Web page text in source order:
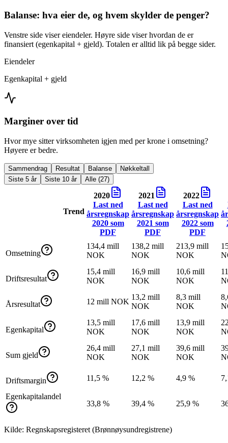
Balanse: hva eier de, og hvem skylder de penger?
Venstre side viser eiendeler. Høyre side viser hvordan de er
finansiert (egenkapital + gjeld). Totalen er alltid lik på begge sider.
Eiendeler
Egenkapital + gjeld
Marginer over tid
Hvor mye sitter virksomheten igjen med per krone i omsetning?
Høyere er bedre.
Sammendrag Resultat Balanse
Nøkkeltall
Siste 5 år
Siste 10 år Alle (27)
Trend
2020
Last ned
årsregnskap
2020som
PDF
2021
Last ned
årsregnskap
2021 som
PDF
2022
Last ned
årsregnskap
2022som
PDF
Omsetning
134,4 mill
NOK
138,2 mill
NOK
213,9 mill
NOK
Driftsresultat
15,4 mill
NOK
16,9 mill
NOK
10,6 mill
NOK
Årsresultat 12 mill NOK
13,2 mill
NOK
8,3 mill
NOK
Egenkapital
13,5 mill
NOK
17,6 mill
NOK
13,9 mill
NOK
Sum gjeld
26,4 mill
NOK
27,1 mill
NOK
39,6 mill
NOK
Driftsmargin 11,5 % 12,2 % 4,9 %
Egenkapitalandel
33,8 %
39,4 % 25,9 %
Kilde: Regnskapsregisteret (Brønnøysundregistrene)